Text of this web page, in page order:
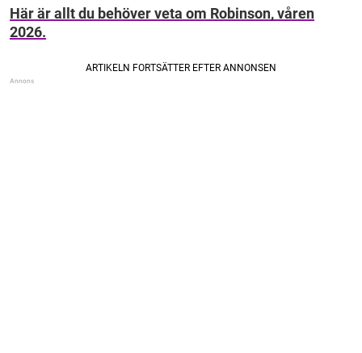
Här är allt du behöver veta om Robinson, våren
2026.